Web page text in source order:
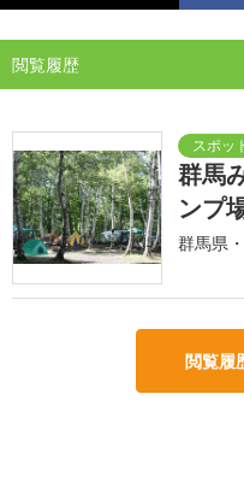
閲覧履歴
群馬
ンプ
群馬県
閲覧履